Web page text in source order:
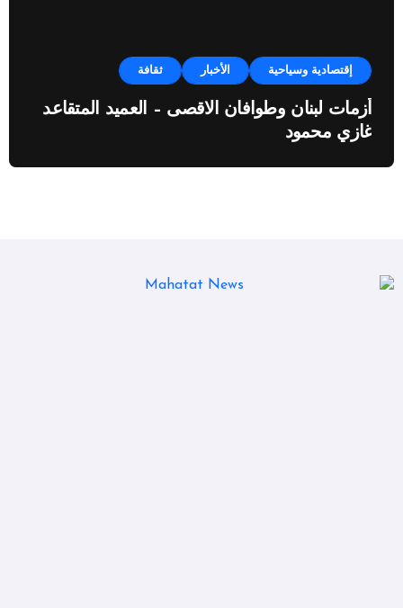
إقتصادية وسياحية الأخبار ثقافة
أزمات لبنان وطوافان الاقصى – العميد المتقاعد
غازي محمود